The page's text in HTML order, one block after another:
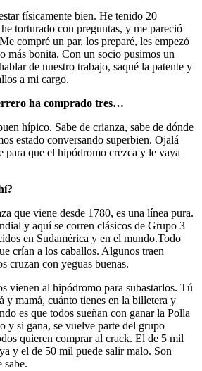
físicamente bien. He tenido 20
torturado con preguntas, y me pareció
compré un par, los preparé, les empezó
más bonita. Con un socio pusimos un
de nuestro trabajo, saqué la patente y
a mi cargo.
ha comprado tres…
hípico. Sabe de crianza, sabe de dónde
estado conversando superbien. Ojalá
para que el hipódromo crezca y le vaya
que viene desde 1780, es una línea pura.
y aquí se corren clásicos de Grupo 3
en Sudamérica y en el mundo.Todo
crían a los caballos. Algunos traen
cruzan con yeguas buenas.
vienen al hipódromo para subastarlos. Tú
y mamá, cuánto tienes en la billetera y
es que todos sueñan con ganar la Polla
y si gana, se vuelve parte del grupo
quieren comprar al crack. El de 5 mil
y el de 50 mil puede salir malo. Son
sabe.